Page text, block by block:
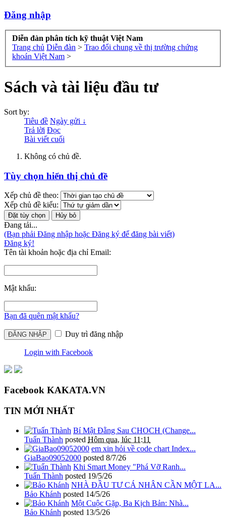
Đăng nhập
Diễn đàn phân tích kỹ thuật Việt Nam
Trang chủ Diễn đàn > Trao đổi chung về thị trường chứng
khoán Việt Nam >
Sách và tài liệu đầu tư
Sort by:
Tiêu đề Ngày gửi ↓
Trả lời Đọc
Bài viết cuối
Không có chủ đề.
Tùy chọn hiển thị chủ đề
Xếp chủ đề theo:
Xếp chủ đề kiểu:
Đang tải...
(Bạn phải Đăng nhập hoặc Đăng ký để đăng bài viết)
Đăng ký!
Tên tài khoản hoặc địa chỉ Email:
Mật khẩu:
Bạn đã quên mật khẩu?
Duy trì đăng nhập
Login with Facebook
Facebook KAKATA.VN
TIN MỚI NHẤT
Bí Mật Đằng Sau CHOCH (Change...
Tuấn Thành posted Hôm qua, lúc 11:11
em xin hỏi về code chart Index...
GiaBao09052000 posted 8/7/26
Khi Smart Money "Phá Vỡ Ranh...
Tuấn Thành posted 19/5/26
NHÀ ĐẦU TƯ CÁ NHÂN CẦN MỘT LA...
Bảo Khánh posted 14/5/26
Một Cuộc Gặp, Ba Kịch Bản: Nhà...
Bảo Khánh posted 13/5/26